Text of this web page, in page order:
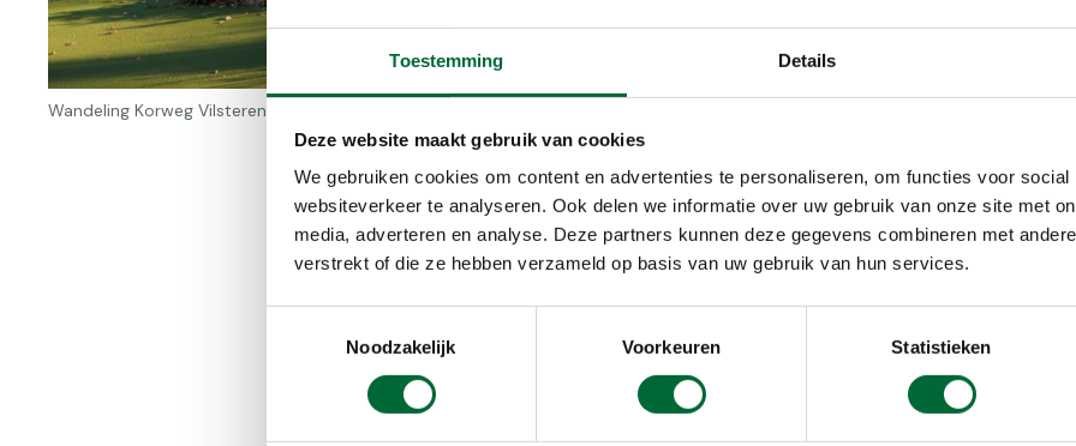
Toestemming Details
Deze website maakt gebruik van cookies
We gebruiken cookies om content en advertenties te personaliseren, om functies voor
websiteverkeer te analyseren. Ook delen we informatie over uw gebruik van onze site met
media, adverteren en analyse. Deze partners kunnen deze gegevens combineren met
verstrekt of die ze hebben verzameld op basis van uw gebruik van hun services.
Noodzakelijk
Voorkeuren Statistieken
Wandeling Korweg Vilsteren (Foto: © Detty Zwaneveld)
Lengte
waarvan
Overijsselse
Horeca:
Meer